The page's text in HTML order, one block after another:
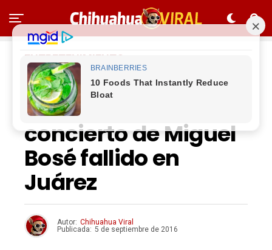
ENTRETENIMIENTO
Regresan el viernes
dinero de boletos del
concierto de Miguel
Bosé fallido en
Juárez
Autor: Chihuahua Viral
Publicada: 5 de septiembre de 2016